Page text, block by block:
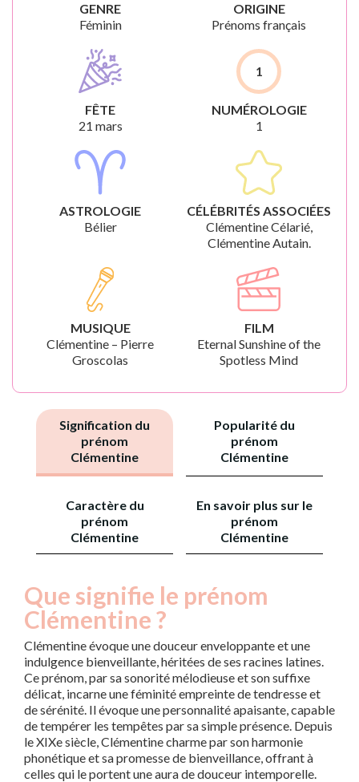
GENRE
Féminin
ORIGINE
Prénoms français
FÊTE
21 mars
1
NUMÉROLOGIE
1
ASTROLOGIE
Bélier
CÉLÉBRITÉS ASSOCIÉES
Clémentine Célarié,
Clémentine Autain.
MUSIQUE
Clémentine – Pierre
Groscolas
FILM
Eternal Sunshine of the
Spotless Mind
Signification du
prénom
Clémentine
Popularité du
prénom
Clémentine
Caractère du
prénom
Clémentine
En savoir plus sur le
prénom
Clémentine
Que signifie le prénom
Clémentine ?
Clémentine évoque une douceur enveloppante et une
indulgence bienveillante, héritées de ses racines latines.
Ce prénom, par sa sonorité mélodieuse et son suffixe
délicat, incarne une féminité empreinte de tendresse et
de sérénité. Il évoque une personnalité apaisante, capable
de tempérer les tempêtes par sa simple présence. Depuis
le XIXe siècle, Clémentine charme par son harmonie
phonétique et sa promesse de bienveillance, offrant à
celles qui le portent une aura de douceur intemporelle.